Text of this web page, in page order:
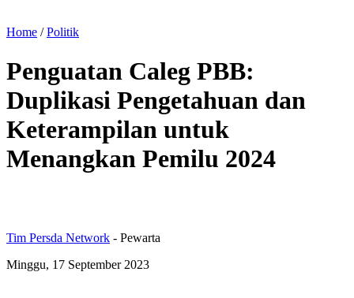
Home /Politik
Penguatan Caleg PBB:
Duplikasi Pengetahuan dan
Keterampilan untuk
Menangkan Pemilu 2024
Tim Persda Network - Pewarta
Minggu, 17 September 2023